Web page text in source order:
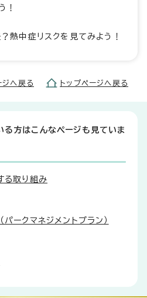
！
熱中症リスクを見てみよう！
へ戻る トップページへ戻る
る方はこんなページも見ていま
る取り組み
ークマネジメントプラン）